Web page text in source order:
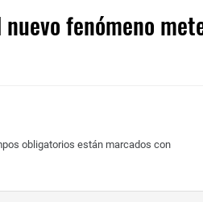
fenómeno
obligatorios están marcados con